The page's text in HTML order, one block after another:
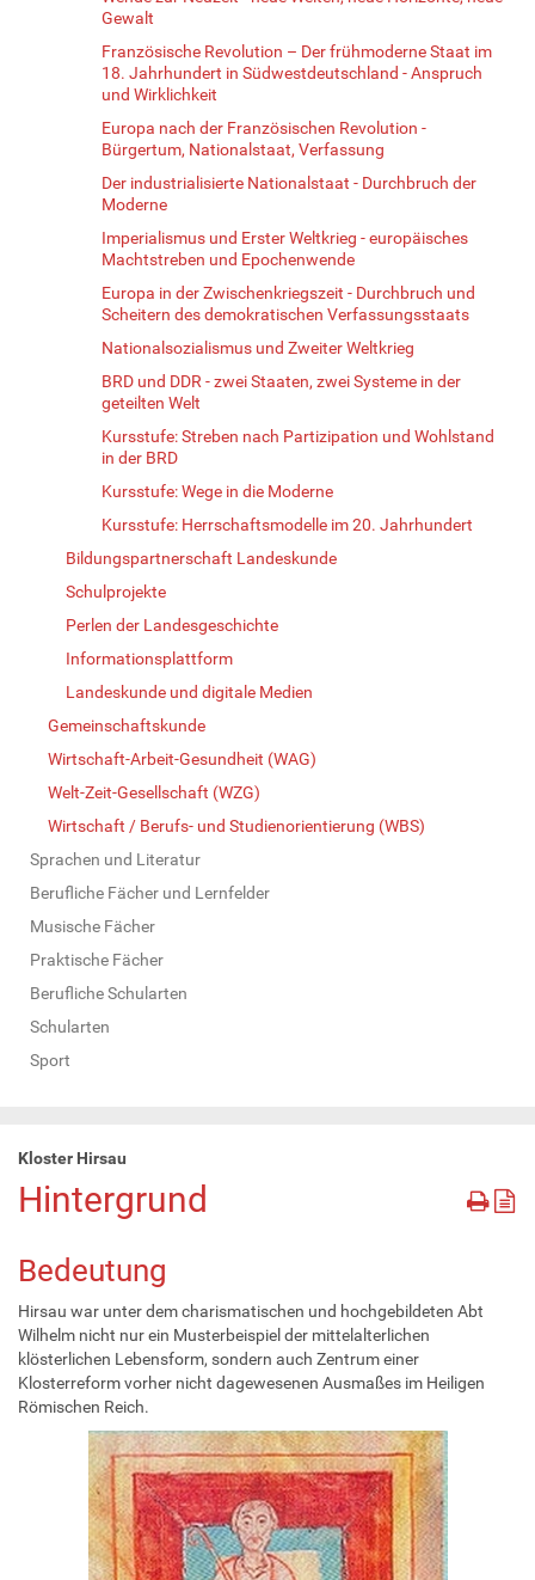
Gewalt
Französische Revolution – Der frühmoderne Staat im
18. Jahrhundert in Südwestdeutschland - Anspruch
und Wirklichkeit
Europa nach der Französischen Revolution -
Bürgertum, Nationalstaat, Verfassung
Der industrialisierte Nationalstaat - Durchbruch der
Moderne
Imperialismus und Erster Weltkrieg - europäisches
Machtstreben und Epochenwende
Europa in der Zwischenkriegszeit - Durchbruch und
Scheitern des demokratischen Verfassungsstaats
Nationalsozialismus und Zweiter Weltkrieg
BRD und DDR - zwei Staaten, zwei Systeme in der
geteilten Welt
Kursstufe: Streben nach Partizipation und Wohlstand
in der BRD
Kursstufe: Wege in die Moderne
Kursstufe: Herrschaftsmodelle im 20. Jahrhundert
Bildungspartnerschaft Landeskunde
Schulprojekte
Perlen der Landesgeschichte
Informationsplattform
Landeskunde und digitale Medien
Gemeinschaftskunde
Wirtschaft-Arbeit-Gesundheit (WAG)
Welt-Zeit-Gesellschaft (WZG)
Wirtschaft / Berufs- und Studienorientierung (WBS)
Sprachen und Literatur
Berufliche Fächer und Lernfelder
Musische Fächer
Praktische Fächer
Berufliche Schularten
Schularten
Sport
Kloster Hirsau
Hintergrund
Bedeutung
Hirsau war unter dem charismatischen und hochgebildeten Abt
Wilhelm nicht nur ein Musterbeispiel der mittelalterlichen
klösterlichen Lebensform, sondern auch Zentrum einer
Klosterreform vorher nicht dagewesenen Ausmaßes im Heiligen
Römischen Reich.